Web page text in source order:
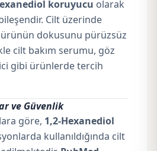
koruyucu olarak
Cilt üzerinde
ürünün dokusunu pürüzsüz
cilt bakım serumu, göz
gibi ürünlerde tercih
ve Güvenlik
göre, 1,2-Hexanediol
kullanıldığında cilt